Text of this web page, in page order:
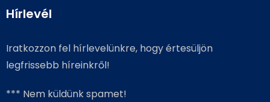
Hírlevél
Iratkozzon fel hírlevelünkre, hogy értesüljön
legfrissebb híreinkről!
*** Nem küldünk spamet!